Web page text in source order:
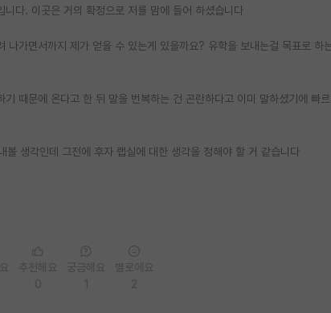
다. 이곳은 거의 확정으로 저를 맘에 들어 하셨습니다
가면서까지 제가 얻을 수 있는게 있을까요? 유학을 보내는걸 목표로 하
때문에 온다고 한 뒤 말을 번복하는 건 곤란하다고 이미 말하셨기에 빠
생각인데 그전에 후자 랩실에 대한 생각을 정해야 할 거 같습니다